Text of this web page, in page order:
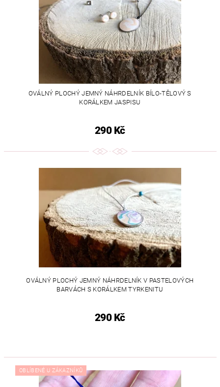
OVÁLNÝ PLOCHÝ JEMNÝ NÁHRDELNÍK BÍLO-TĚLOVÝ S
KORÁLKEM JASPISU
290 Kč
OVÁLNÝ PLOCHÝ JEMNÝ NÁHRDELNÍK V PASTELOVÝCH
BARVÁCH S KORÁLKEM TYRKENITU
290 Kč
OBLÍBENÉ U ZÁKAZNÍKŮ